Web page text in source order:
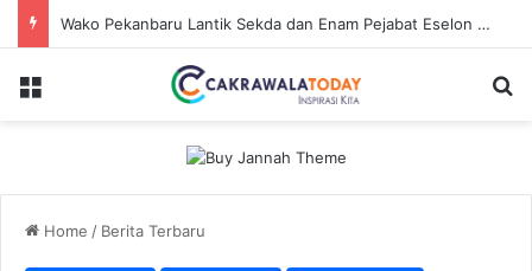
Wako Pekanbaru Lantik Sekda dan Enam Pejabat Eselon Lainnya
Menu
Home / Berita Terbaru